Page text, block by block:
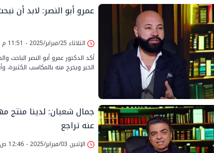
عمرو أبو النصر: لابد أن
الثلاثاء 25/فبراير/2025 - 11:51 م
أكد الدكتور عمرو أبو النصر الباحث
الخير ويخرج منه بالمكاسب
جمال شعبان: لدينا منتج
عنه تراجع
الإثنين 03/فبراير/2025 - 12:46 ص